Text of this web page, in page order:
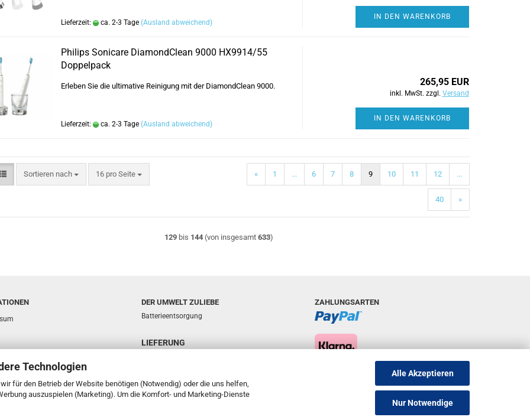
Technologien
für den Betrieb der Website benötigen (Notwendig) oder die uns helfen,
auszuspielen (Marketing). Um die Komfort- und Marketing-Dienste
Alle Akzeptieren
Nur Notwendige
Lieferzeit: ca. 2-3 Tage (Ausland abweichend)
IN DEN WARENKORB
Philips Sonicare DiamondClean 9000 HX9914/55
Doppelpack
Erleben Sie die ultimative Reinigung mit der DiamondClean 9000.
Lieferzeit: ca. 2-3 Tage (Ausland abweichend)
265,95 EUR
inkl. MwSt. zzgl. Versand
IN DEN WARENKORB
Sortieren nach
Sortieren nach 16 pro Seite
pro Seite « 1 ... 6 7 8 9 10 11 12 ...
40 »
129 bis 144 (von insgesamt633)
& Zahlungsbedingungen
& Muster-Widerrufsformular
DER UMWELT ZULIEBE
Batterieentsorgung
LIEFERUNG
ZAHLUNGSARTEN